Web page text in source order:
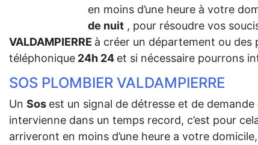
en moins d’une heure à votre
de nuit , pour résoudre vos
VALDAMPIERRE à créer un département ou des
téléphonique 24h 24 et si nécessaire pourrons
SOS PLOMBIER VALDAMPIERRE
Un Sos est un signal de détresse et de demande
intervienne dans un temps record, c’est pour
arriveront en moins d’une heure a votre